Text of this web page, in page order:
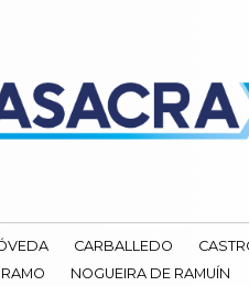
CARBALLEDO
NOGUEIRA DE RAMUÍN